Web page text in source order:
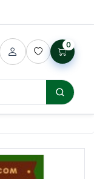
0